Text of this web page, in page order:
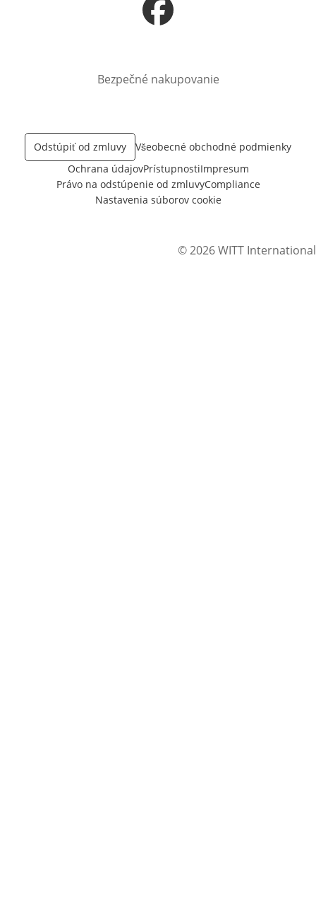
Otvorí sa vnovom okne
Bezpečné nakupovanie
Odstúpiť od zmluvy
Všeobecné obchodné podmienky
Ochrana údajovPrístupnostiImpresum
Právo na odstúpenie od zmluvyCompliance
Nastavenia súborov cookie
© 2026 WITT International